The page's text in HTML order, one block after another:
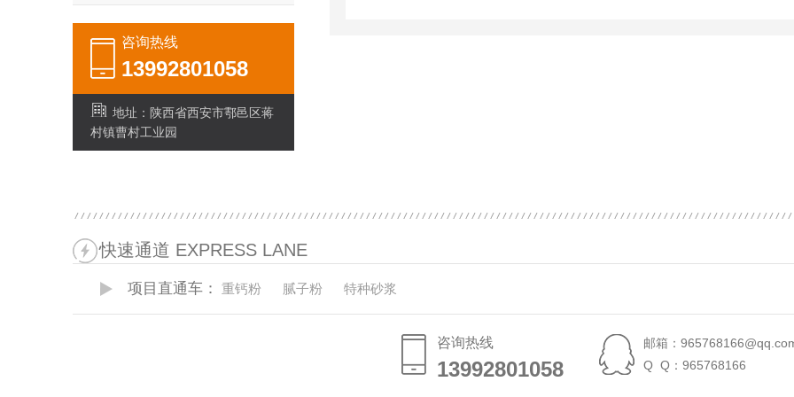
咨询热线
13992801058
地址：陕西省西安市鄠邑区蒋
村镇曹村工业园
快速通道 EXPRESS LANE
项目直通车： 重钙粉 腻子粉 特种砂浆
咨询热线
13992801058
13992801058
邮箱：
Q Q：965768166